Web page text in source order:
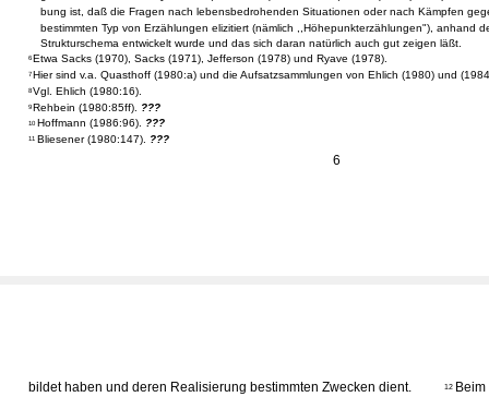
6
bung ist, daß die Fragen nach lebensbedrohenden Situationen oder nach Kämpfen
bestimmten Typ von Erzählungen elizitiert (nämlich ,,Höhepunkterzählungen"), anhand
Strukturschema entwickelt wurde und das sich daran natürlich auch gut zeigen läßt.
6Etwa Sacks (1970), Sacks (1971), Jefferson (1978) und Ryave (1978).
7Hier sind v.a. Quasthoff (1980:a) und die Aufsatzsammlungen von Ehlich (1980) und
8Vgl. Ehlich (1980:16).
9Rehbein (1980:85ff). ???
10 Hoffmann (1986:96). ???
11 Bliesener (1980:147). ???
bildet haben und deren Realisierung bestimmten Zwecken dient. 12